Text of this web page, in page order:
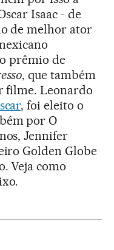
Isaac - de
de melhor ator
prêmio de
, que também
filme. Leonardo
, foi eleito o
por O
Jennifer
Golden Globe
Veja como